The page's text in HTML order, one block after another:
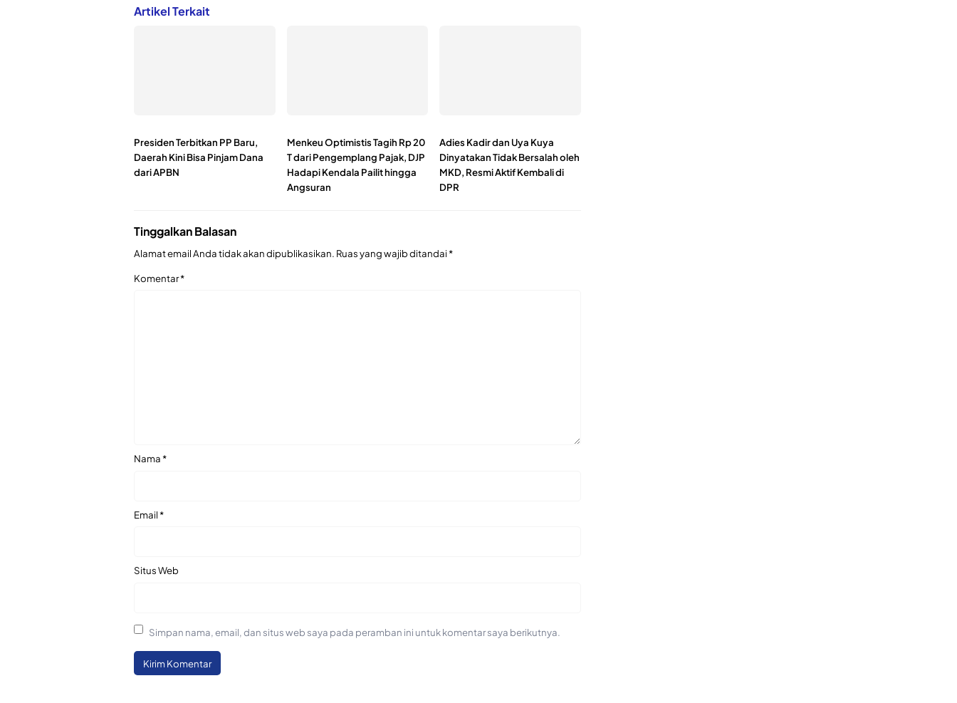
Artikel Terkait
Presiden Terbitkan PP Baru,
Daerah Kini Bisa Pinjam Dana
dari APBN
Menkeu Optimistis Tagih Rp 20
T dari Pengemplang Pajak, DJP
Hadapi Kendala Pailit hingga
Angsuran
Adies Kadir dan Uya Kuya
Dinyatakan Tidak Bersalah oleh
MKD, Resmi Aktif Kembali di
DPR
Tinggalkan Balasan
Alamat email Anda tidak akan dipublikasikan. Ruas yang wajib ditandai*
Komentar*
Nama*
Email*
Situs Web
Simpan nama, email, dan situs web saya pada peramban ini untuk komentar saya berikutnya.